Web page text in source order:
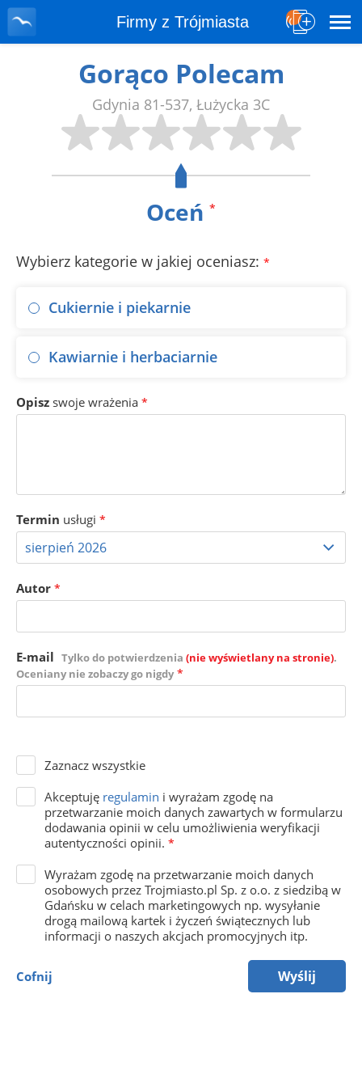
Firmy z Trójmiasta
Gorąco Polecam
Gdynia 81-537, Łużycka 3C
Oceń *
Wybierz kategorie w jakiej oceniasz: *
Cukiernie i piekarnie
Kawiarnie i herbaciarnie
Opisz swoje wrażenia *
Termin usługi *
Autor *
E-mail Tylko do potwierdzenia (nie wyświetlany na stronie).
Oceniany nie zobaczy go nigdy *
Zaznacz wszystkie
Akceptuję regulamin i wyrażam zgodę na
przetwarzanie moich danych zawartych w formularzu
dodawania opinii w celu umożliwienia weryfikacji
autentyczności opinii. *
Wyrażam zgodę na przetwarzanie moich danych
osobowych przez Trojmiasto.pl Sp. z o.o. z siedzibą w
Gdańsku w celach marketingowych np. wysyłanie
drogą mailową kartek i życzeń świątecznych lub
informacji o naszych akcjach promocyjnych itp.
Cofnij Wyślij